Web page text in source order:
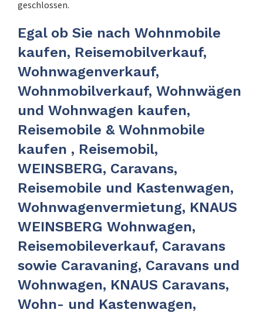
geschlossen.
Egal ob Sie nach Wohnmobile
kaufen, Reisemobilverkauf,
Wohnwagenverkauf,
Wohnmobilverkauf, Wohnwägen
und Wohnwagen kaufen,
Reisemobile & Wohnmobile
kaufen , Reisemobil,
WEINSBERG, Caravans,
Reisemobile und Kastenwagen,
Wohnwagenvermietung, KNAUS
WEINSBERG Wohnwagen,
Reisemobileverkauf, Caravans
sowie Caravaning, Caravans und
Wohnwagen, KNAUS Caravans,
Wohn- und Kastenwagen,